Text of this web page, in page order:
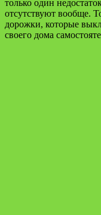
только один
отсутствуют вообще.
дорожки, которые
своего дома